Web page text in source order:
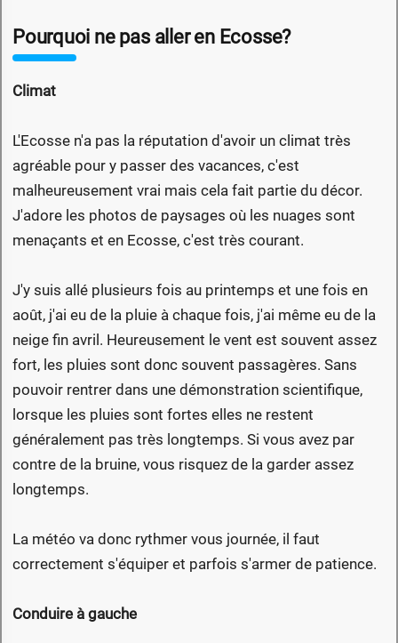
Pourquoi ne pas aller en Ecosse?
Climat
L'Ecosse n'a pas la réputation d'avoir un climat très
agréable pour y passer des vacances, c'est
malheureusement vrai mais cela fait partie du décor.
J'adore les photos de paysages où les nuages sont
menaçants et en Ecosse, c'est très courant.
J'y suis allé plusieurs fois au printemps et une fois en
août, j'ai eu de la pluie à chaque fois, j'ai même eu de la
neige fin avril. Heureusement le vent est souvent assez
fort, les pluies sont donc souvent passagères. Sans
pouvoir rentrer dans une démonstration scientifique,
lorsque les pluies sont fortes elles ne restent
généralement pas très longtemps. Si vous avez par
contre de la bruine, vous risquez de la garder assez
longtemps.
La météo va donc rythmer vous journée, il faut
correctement s'équiper et parfois s'armer de patience.
Conduire à gauche